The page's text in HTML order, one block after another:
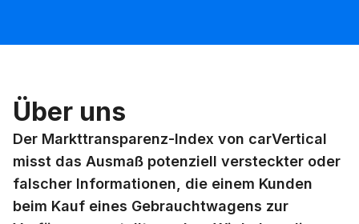
Über uns
Der Markttransparenz-Index von carVertical
misst das Ausmaß potenziell versteckter oder
falscher Informationen, die einem Kunden
beim Kauf eines Gebrauchtwagens zur